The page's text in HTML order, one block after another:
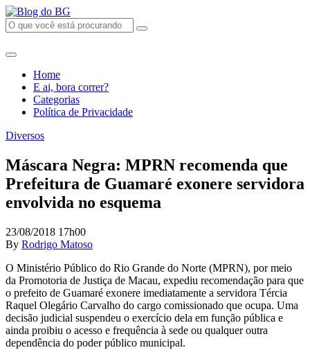
Home
E ai, bora correr?
Categorias
Política de Privacidade
Diversos
Máscara Negra: MPRN recomenda que
Prefeitura de Guamaré exonere servidora
envolvida no esquema
23/08/2018 17h00
By Rodrigo Matoso
O Ministério Público do Rio Grande do Norte (MPRN), por meio
da Promotoria de Justiça de Macau, expediu recomendação para que
o prefeito de Guamaré exonere imediatamente a servidora Tércia
Raquel Olegário Carvalho do cargo comissionado que ocupa. Uma
decisão judicial suspendeu o exercício dela em função pública e
ainda proibiu o acesso e frequência à sede ou qualquer outra
dependência do poder público municipal.